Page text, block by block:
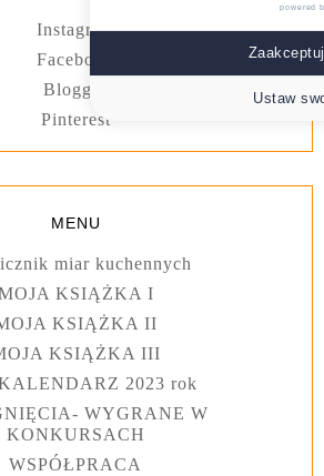
Instagram
Facebook
Blogger
Pinterest
MENU
miar kuchennych
KSIĄŻKA I
KSIĄŻKA II
KSIĄŻKA III
2023 rok
WYGRANE W
KONKURSACH
WSPÓŁPRACA
powered
Ustaw